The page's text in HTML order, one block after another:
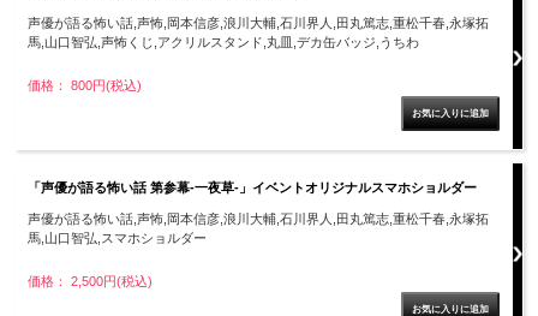
声優が語る怖い話,声怖,岡本信彦,浪川大輔,石川界人,田丸篤志,重松千春,永塚拓
馬,山口智弘,声怖くじ,アクリルスタンド,丸皿,デカ缶バッジ,うちわ
価格： 800円(税込)
「声優が語る怖い話 第参幕‐一夜草‐」イベントオリジナルスマホショルダー
声優が語る怖い話,声怖,岡本信彦,浪川大輔,石川界人,田丸篤志,重松千春,永塚拓
馬,山口智弘,スマホショルダー
価格： 2,500円(税込)